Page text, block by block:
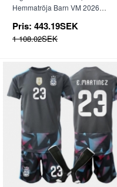
Hemmatröja Barn VM 2026
Pris: 443.19SEK
1 108.02SEK